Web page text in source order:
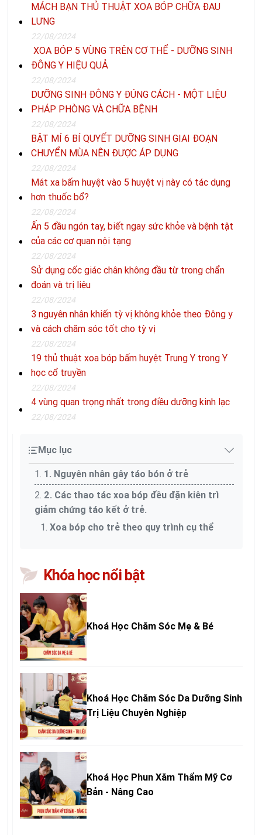
MÁCH BẠN THỦ THUẬT XOA BÓP CHỮA ĐAU
LƯNG
22/08/2024
XOA BÓP 5 VÙNG TRÊN CƠ THỂ - DƯỠNG SINH
ĐÔNG Y HIỆU QUẢ
22/08/2024
DƯỠNG SINH ĐÔNG Y ĐÚNG CÁCH - MỘT LIỆU
PHÁP PHÒNG VÀ CHỮA BỆNH
22/08/2024
BẬT MÍ 6 BÍ QUYẾT DƯỠNG SINH GIAI ĐOẠN
CHUYỂN MÙA NÊN ĐƯỢC ÁP DỤNG
22/08/2024
Mát xa bấm huyệt vào 5 huyệt vị này có tác dụng
hơn thuốc bổ?
22/08/2024
Ấn 5 đầu ngón tay, biết ngay sức khỏe và bệnh tật
của các cơ quan nội tạng
22/08/2024
Sử dụng cốc giác chân không đầu từ trong chẩn
đoán và trị liệu
22/08/2024
3 nguyên nhân khiến tỳ vị không khỏe theo Đông y
và cách chăm sóc tốt cho tỳ vị
22/08/2024
19 thủ thuật xoa bóp bấm huyệt Trung Y trong Y
học cổ truyền
22/08/2024
4 vùng quan trọng nhất trong điều dưỡng kinh lạc
22/08/2024
Mục lục
1. Nguyên nhân gây táo bón ở trẻ
2. Các thao tác xoa bóp đều đặn kiên trì
giảm chứng táo kết ở trẻ.
Xoa bóp cho trẻ theo quy trình cụ thể
Khóa học nổi bật
Khoá Học Chăm Sóc Mẹ & Bé
Khoá Học Chăm Sóc Da Dưỡng Sinh
Trị Liệu Chuyên Nghiệp
Khoá Học Phun Xăm Thẩm Mỹ Cơ
Bản - Nâng Cao